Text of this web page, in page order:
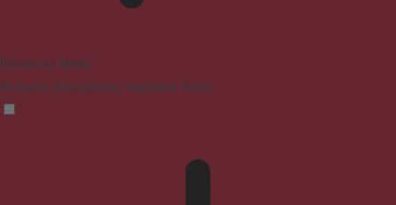
Blindness Mode
Reduces distractions, improves focus